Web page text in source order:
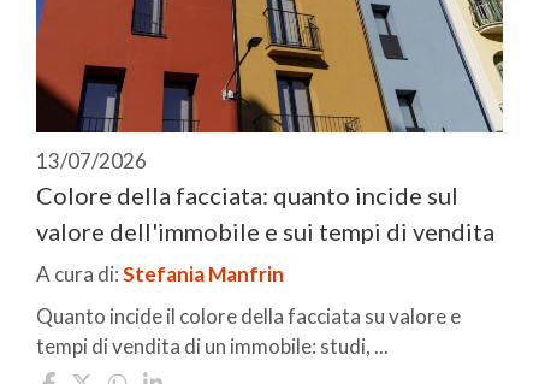
13/07/2026
Colore della facciata: quanto incide sul
valore dell'immobile e sui tempi di vendita
A cura di:Stefania Manfrin
Quanto incide il colore della facciata su valore e
tempi di vendita di un immobile: studi, ...